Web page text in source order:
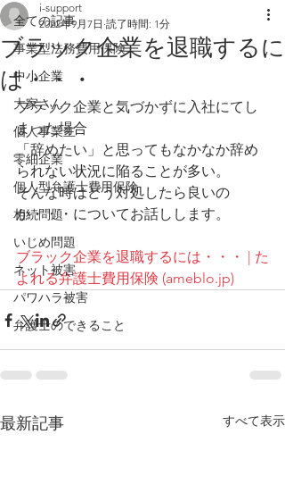
全ての記事
事業型法務費用保険
中小企業
大家さん
個人事業主
零細企業
個人型弁護士費用保険
相続問題
いじめ問題
ネット被害
パワハラ被害
弁護士のできること
ブラック企業を退職するに
は・・・
i-support
2022年9月7日 読了時間: 1分
ブラック企業と気づかずに入社にてし
まった場合
「辞めたい」と思ってもなかなか辞め
られない状況に陥ることが多い。
そんな時はどう対処したら良いの
か・・・についてお話しします。
ブラック企業を退職するには・・・ | た
よれる弁護士費用保険 (ameblo.jp)
最新記事 すべて表示